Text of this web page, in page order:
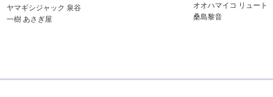
ヤマギシジャック 泉谷
一樹 あさぎ屋
オオハマイコ リュート
桑島黎音